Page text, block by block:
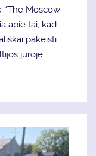
“The Moscow
apie tai, kad
pakeisti
jūroje...